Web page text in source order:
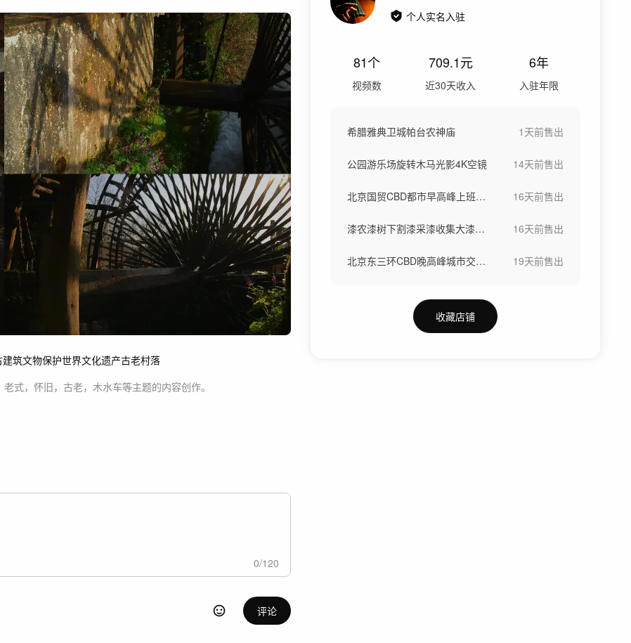
建筑文物保护世界文化遗产古老村落
老式，怀旧，古老，木水车等主题的内容创作。
0/120
评论
个人实名入驻
81个
视频数
709.1元
近30天收入
6年
入驻年限
希腊雅典卫城帕台农神庙 1天前售出
公园游乐场旋转木马光影4K空镜 14天前售出
北京国贸CBD都市早高峰上班人流 16天前售出
漆农漆树下割漆采漆收集大漆生漆过程 16天前售出
北京东三环CBD晚高峰城市交通堵车 19天前售出
收藏店铺